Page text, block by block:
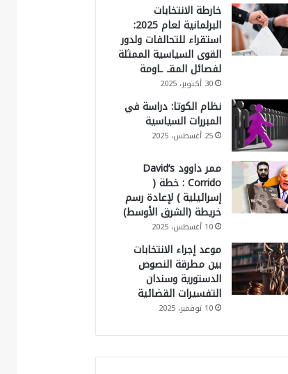
خارطة الانتخابات
البرلمانية لعام 2025:
استقراء للتحالفات ولدور
القوى السياسية الممثلة
لفصائل المقـ ـاومة
30 أكتوبر، 2025
نظام الكوتا: دراسة في
المبررات السياسية
25 أغسطس، 2025
ممر داوود David’s
Corrido : خطة (
إسرائيلية ) لإعادة رسم
خريطة (الشرق الأوسط)
10 أغسطس، 2025
موعد إجراء الانتخابات
بين مطرقة النصوص
الدستورية وسندان
التفسيرات القضائية
10 نوفمبر، 2025